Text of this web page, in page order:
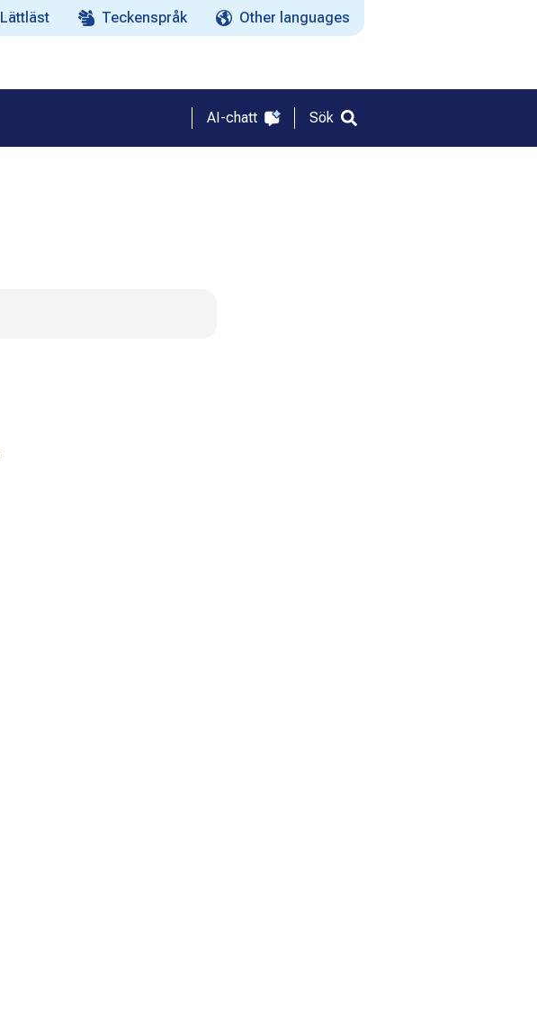
Lättläst Teckenspråk Other languages
AI-chatt Sök